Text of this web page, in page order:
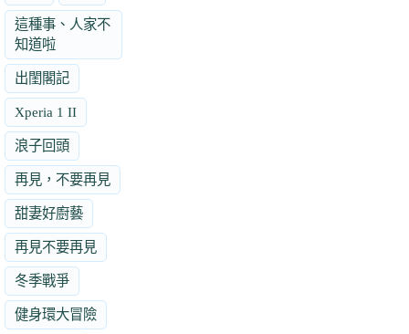
這種事、人家不
知道啦
出閨閣記
Xperia 1 II
浪子回頭
再見，不要再見
甜妻好廚藝
再見不要再見
冬季戰爭
健身環大冒險